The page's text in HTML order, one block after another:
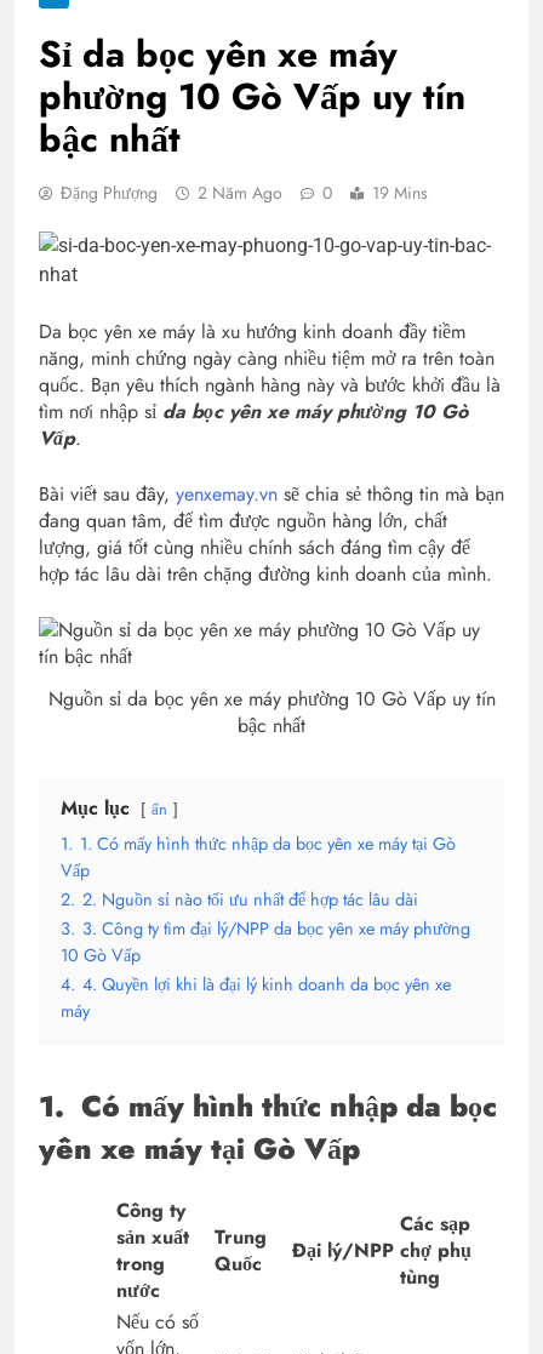
Sỉ da bọc yên xe máy
phường 10 Gò Vấp uy tín
bậc nhất
Đặng Phượng 2 Năm Ago 0 19 Mins
Da bọc yên xe máy là xu hướng kinh doanh đầy tiềm
năng, minh chứng ngày càng nhiều tiệm mở ra trên toàn
quốc. Bạn yêu thích ngành hàng này và bước khởi đầu là
tìm nơi nhập sỉ da bọc yên xe máy phường 10 Gò
Vấp.
Bài viết sau đây, yenxemay.vn sẽ chia sẻ thông tin mà bạn
đang quan tâm, để tìm được nguồn hàng lớn, chất
lượng, giá tốt cùng nhiều chính sách đáng tìm cậy để
hợp tác lâu dài trên chặng đường kinh doanh của mình.
Nguồn sỉ da bọc yên xe máy phường 10 Gò Vấp uy tín
bậc nhất
Mục lục ẩn
1. 1. Có mấy hình thức nhập da bọc yên xe máy tại Gò
Vấp
2. 2. Nguồn sỉ nào tối ưu nhất để hợp tác lâu dài
3. 3. Công ty tìm đại lý/NPP da bọc yên xe máy phường
10 Gò Vấp
4. 4. Quyền lợi khi là đại lý kinh doanh da bọc yên xe
máy
1. Có mấy hình thức nhập da bọc
yên xe máy tại Gò Vấp
Công ty
sản xuất
trong
nước
Trung
Quốc
Đại lý/NPP
Các sạp
chợ phụ
tùng
Nếu có số
vốn lớn,